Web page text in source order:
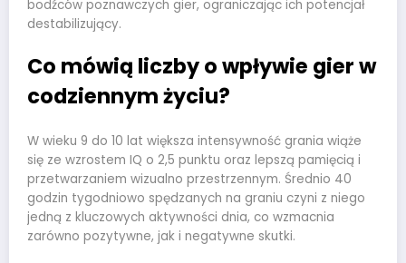
bodźców poznawczych gier, ograniczając ich potencjał
destabilizujący.
Co mówią liczby o wpływie gier w
codziennym życiu?
W wieku 9 do 10 lat większa intensywność grania wiąże
się ze wzrostem IQ o 2,5 punktu oraz lepszą pamięcią i
przetwarzaniem wizualno przestrzennym. Średnio 40
godzin tygodniowo spędzanych na graniu czyni z niego
jedną z kluczowych aktywności dnia, co wzmacnia
zarówno pozytywne, jak i negatywne skutki.